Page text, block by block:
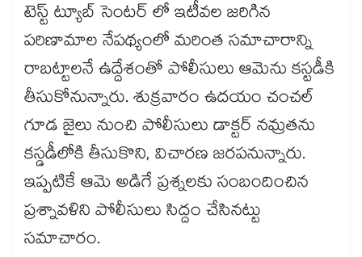
టెస్ట్ ట్యూబ్ సెంటర్ లో ఇటీవల జరిగిన
పరిణామాల నేపథ్యంలో మరింత సమాచారాన్ని
రాబట్టాలనే ఉద్దేశంతో పోలీసులు ఆమెను కస్టడీకి
తీసుకోనున్నారు. శుక్రవారం ఉదయం చంచల్​
గూడ జైలు నుంచి పోలీసులు డాక్టర్ నమ్రతను
కస్డడీలోకి తీసుకొని, విచారణ జరపనున్నారు.
ఇప్పటికే ఆమె అడిగే ప్రశ్నలకు సంబందించిన
ప్రశ్నావళిని పోలీసులు సిద్దం చేసినట్టు
సమాచారం.